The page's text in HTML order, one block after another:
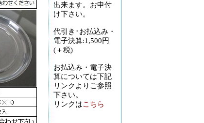
出来ます。お申付
け下さい。
代引き･お払込み・
電子決算:1,500円
(＋税)
お払込み・電子決
算については下記
リンクよりご参照
下さい。
リンクはこちら